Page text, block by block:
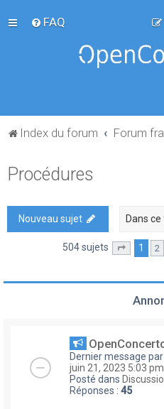
FAQ
Index du forum Forum
Procédures
Nouveau sujet
504 sujets Page
1 2
Dernier message par
juin 21, 2023 5:03 pm
Posté dans
Réponses : 45